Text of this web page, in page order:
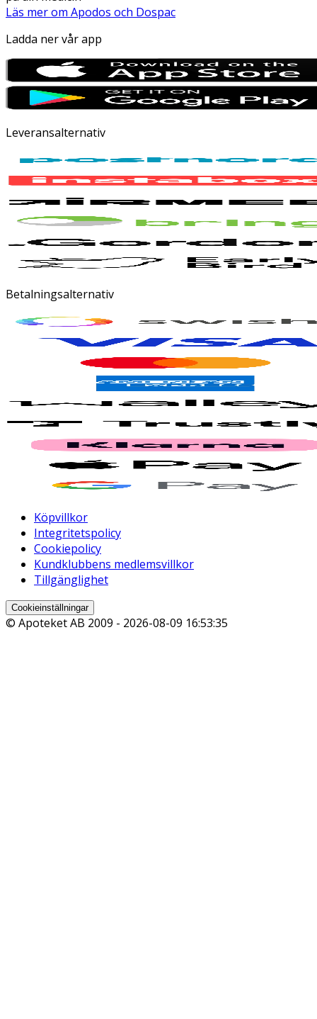
Läs mer om Apodos och Dospac
Ladda ner vår app
Leveransalternativ
Betalningsalternativ
Köpvillkor
Integritetspolicy
Cookiepolicy
Kundklubbens medlemsvillkor
Tillgänglighet
Cookieinställningar
© Apoteket AB 2009 - 2026-08-09 16:53:35